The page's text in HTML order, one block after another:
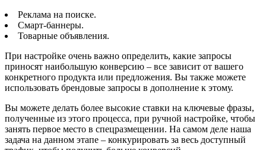
Реклама на поиске.
Смарт-баннеры.
Товарные объявления.
При настройке очень важно определить, какие запросы
приносят наибольшую конверсию – все зависит от вашего
конкретного продукта или предложения. Вы также можете
использовать брендовые запросы в дополнение к этому.
Вы можете делать более высокие ставки на ключевые фразы,
полученные из этого процесса, при ручной настройке, чтобы
занять первое место в спецразмещении. На самом деле наша
задача на данном этапе – конкурировать за весь доступный